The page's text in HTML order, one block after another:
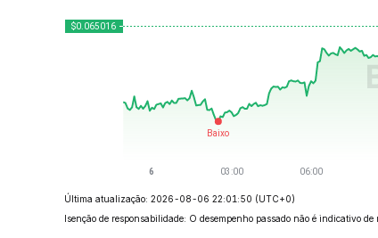
Última atualização: 2026-08-06 22:01:50 (UTC+0)
Isenção de responsabilidade: O desempenho passado não é indicativo de